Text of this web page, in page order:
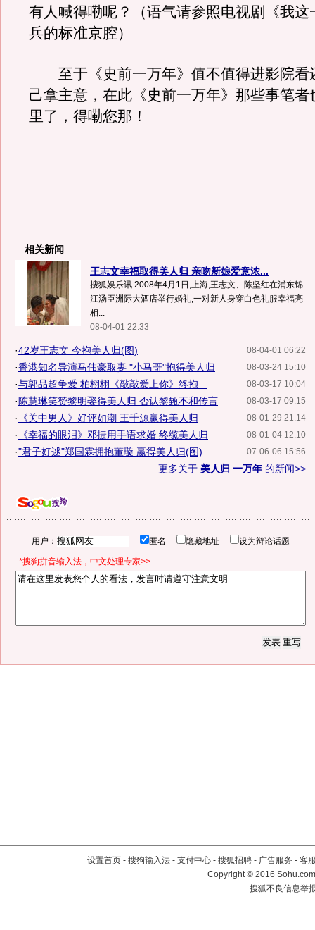
有人喊得嘞呢？（语气请参照电视剧《我这
兵的标准京腔）
至于《史前一万年》值不值得进影院看
己拿主意，在此《史前一万年》那些事笔者
里了，得嘞您那！
相关新闻
王志文幸福取得美人归 亲吻新娘爱意浓...
搜狐娱乐讯 2008年4月1日,上海,王志文、陈坚红在浦东锦
江汤臣洲际大酒店举行婚礼,一对新人身穿白色礼服幸福亮
相...
08-04-01 22:33
08-04-01 06:22
·42岁王志文 今抱美人归(图)
08-03-24 15:10
·香港知名导演马伟豪取妻 "小马哥"抱得美人归
08-03-17 10:04
·与郭品超争爱 柏栩栩《敲敲爱上你》终抱...
08-03-17 09:15
· 陈慧琳笑赞黎明娶得美人归 否认黎甄不和传言
08-01-29 21:14
· 《关中男人》好评如潮 王千源赢得美人归
08-01-04 12:10
· 《幸福的眼泪》邓捷用手语求婚 终缆美人归
07-06-06 15:56
·"君子好逑"郑国霖拥抱董璇 赢得美人归(图)
更多关于 美人归 一万年 的新闻>>
用户： 匿名 隐藏地址 设为辩论话题
*搜狗拼音输入法，中文处理专家>>
设置首页 - 搜狗输入法 - 支付中心 - 搜狐招聘 - 广告服务 - 客
Copyright©2016
搜狐不良信息举